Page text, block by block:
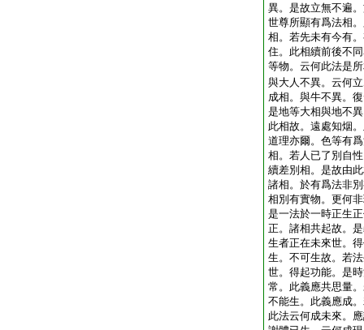
異。是故立無不遍
世尊所顯有爲法相
相。若先未有今有
住。此相續前後不
等物。云何此法是
與大人不異。云何
成相。與牛不異。
是地等大相與地不
此相故。遠處知烟
道理亦爾。色等有
相。若人已了別自
續差別相。是故由
諸相。於有爲法非
相別有實物。更何
是一法於一時正生
正。諸相共起故。
生者正在未來世。
生。不可生故。若
世。得起功能。是
常。此義應共思量
不能生。此義應成
此法云何成未來。